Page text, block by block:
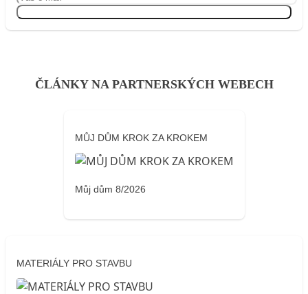
ČLÁNKY NA PARTNERSKÝCH WEBECH
MŮJ DŮM KROK ZA KROKEM
Můj dům 8/2026
MATERIÁLY PRO STAVBU